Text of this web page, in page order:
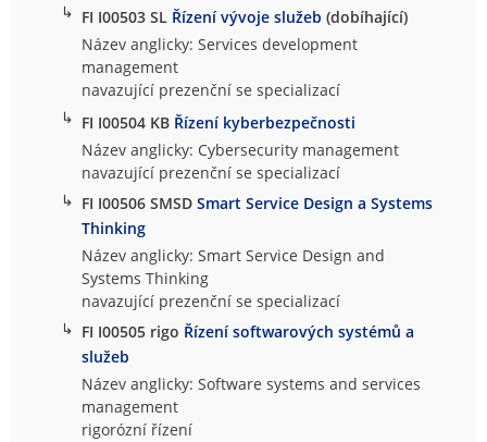
↳ FI I00503 SL Řízení vývoje služeb (dobíhající)
Název anglicky: Services development
management
navazující prezenční se specializací
↳ FI I00504 KB Řízení kyberbezpečnosti
Název anglicky: Cybersecurity management
navazující prezenční se specializací
↳ FI I00506 SMSDSmart Service Design a Systems
Thinking
Název anglicky: Smart Service Design and
Systems Thinking
navazující prezenční se specializací
↳ FI I00505 rigo Řízení softwarových systémů a
služeb
Název anglicky: Software systems and services
management
rigorózní řízení